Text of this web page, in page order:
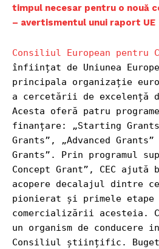
timpul necesar pentru o nouă
– avertismentul unui raport UE
Consiliul European pentru
înființat de Uniunea
principala organizație
a cercetării de excelență
Acesta oferă patru
finanțare: „Starting
Grants”, „Advanced
Grants”. Prin programul
Concept Grant”, CEC
acopere decalajul dintre
pionierat și primele etape
comercializării acesteia.
un organism de conducere
Consiliul științific.